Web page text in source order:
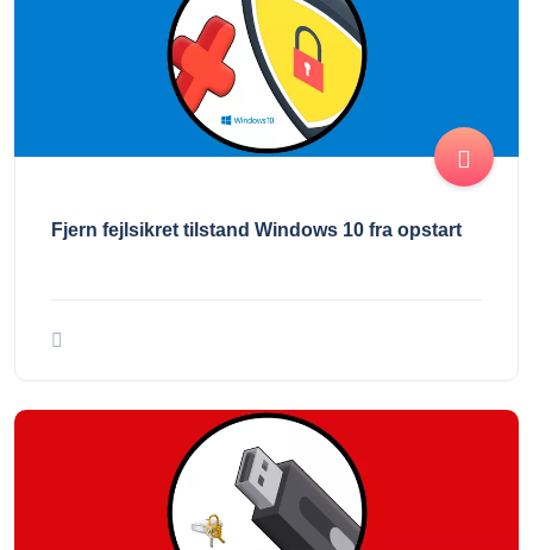
Fjern fejlsikret tilstand Windows 10 fra opstart